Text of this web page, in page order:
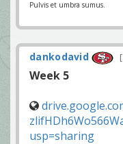
Pulvis et umbra sumus.
dankodavid
Week 5
usp=sharing